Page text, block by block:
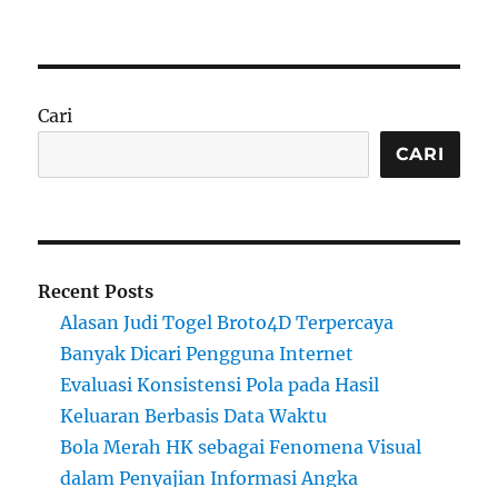
Cari
CARI
Recent Posts
Alasan Judi Togel Broto4D Terpercaya
Banyak Dicari Pengguna Internet
Evaluasi Konsistensi Pola pada Hasil
Keluaran Berbasis Data Waktu
Bola Merah HK sebagai Fenomena Visual
dalam Penyajian Informasi Angka